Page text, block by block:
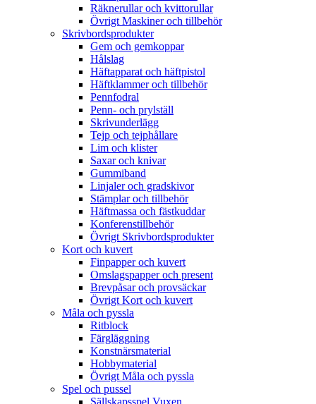
Räknerullar och kvittorullar
Övrigt Maskiner och tillbehör
Skrivbordsprodukter
Gem och gemkoppar
Hålslag
Häftapparat och häftpistol
Häftklammer och tillbehör
Pennfodral
Penn- och prylställ
Skrivunderlägg
Tejp och tejphållare
Lim och klister
Saxar och knivar
Gummiband
Linjaler och gradskivor
Stämplar och tillbehör
Häftmassa och fästkuddar
Konferenstillbehör
Övrigt Skrivbordsprodukter
Kort och kuvert
Finpapper och kuvert
Omslagspapper och present
Brevpåsar och provsäckar
Övrigt Kort och kuvert
Måla och pyssla
Ritblock
Färgläggning
Konstnärsmaterial
Hobbymaterial
Övrigt Måla och pyssla
Spel och pussel
Sällskapsspel Vuxen